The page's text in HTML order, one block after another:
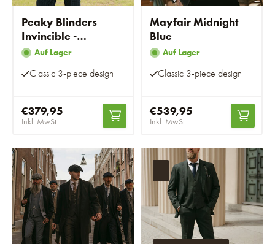
Peaky Blinders
Invincible -
Konfektionsanzug
Auf Lager
Classic 3-piece design
€379,95
Inkl. MwSt.
Mayfair Midnight
Blue
Auf Lager
Classic 3-piece design
€539,95
Inkl. MwSt.